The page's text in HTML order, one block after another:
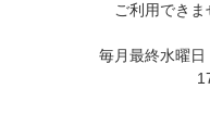
ご利用できま
毎月最終水曜日